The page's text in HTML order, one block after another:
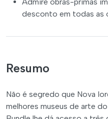
desconto em todas as
Resumo
Não é segredo que Nova
melhores museus de arte